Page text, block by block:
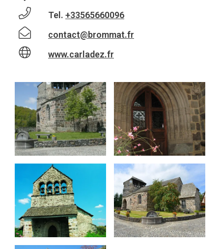
Tel. +33565660096
contact@brommat.fr
www.carladez.fr